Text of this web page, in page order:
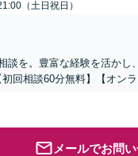
（土日祝日）
談を。豊富な経験を活かし
回相談60分無料】【オンラ
メールでお問